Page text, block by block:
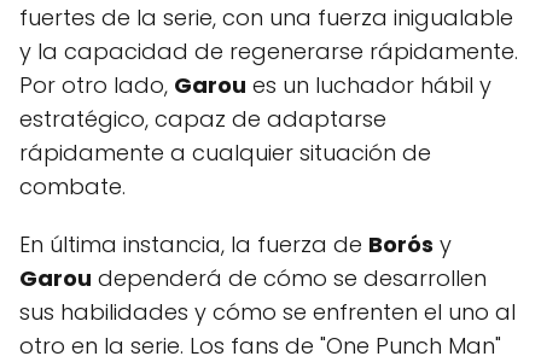
fuertes de la serie, con una fuerza inigualable
y la capacidad de regenerarse rápidamente.
Por otro lado, Garou es un luchador hábil y
estratégico, capaz de adaptarse
rápidamente a cualquier situación de
combate.
En última instancia, la fuerza de Borós y
Garou dependerá de cómo se desarrollen
sus habilidades y cómo se enfrenten el uno al
otro en la serie. Los fans de "One Punch Man"